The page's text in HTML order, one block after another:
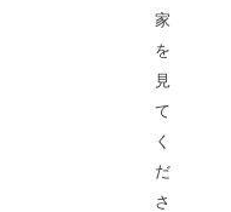
家
を
見
て
く
だ
さ